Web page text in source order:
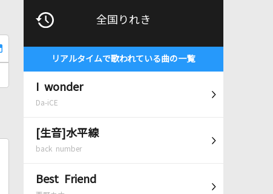
全国りれき
リアルタイムで歌われている曲の一覧
I wonder
Da-iCE
[生音]水平線
back number
Best Friend